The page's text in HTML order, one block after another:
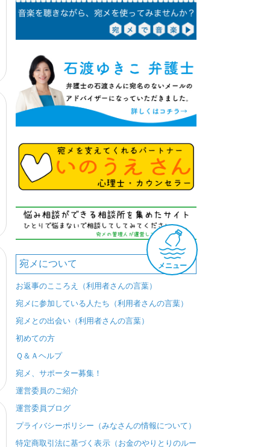
メニュー
宛メについて
お返事のこころえ（利用者さんの言葉）
宛メに参加している人たち（利用者さんの言葉）
宛メとの出会い（利用者さんの言葉）
初めての方
Ｑ＆Ａヘルプ
宛メ、サポーター募集！
運営委員のご紹介
運営委員ブログ
プライバシーポリシー（みなさんの情報について）
特定商取引法に基づく表示（お金のやりとりのルー